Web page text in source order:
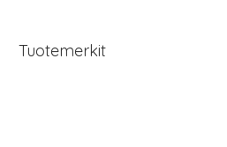
Tuotemerkit